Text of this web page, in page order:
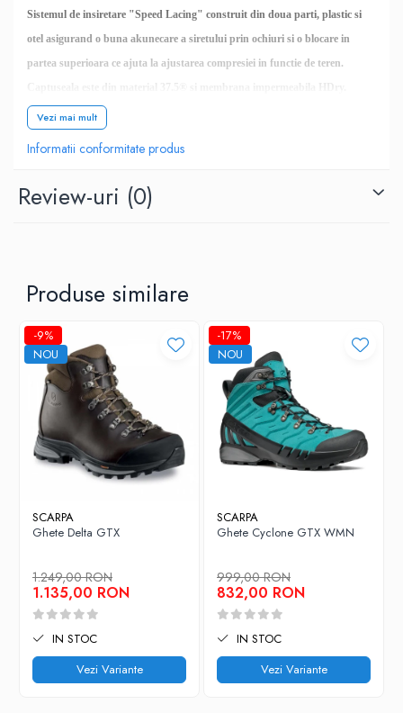
Sistemul de insiretare "Speed ​​Lacing" construit din doua parti, plastic si
otel asigurand o buna akunecare a siretului prin ochiuri si o blocare in
partea superioara ce ajuta la ajustarea compresiei in functie de teren.
Talpa Vibram® Drumlin cu talpa intermediara din PU pentru durabilitate
Vezi mai mult
Informatii conformitate produs
Review-uri (0)
Produse similare
-9%
NOU
SCARPA
Ghete Delta GTX
1.249,00 RON
1.135,00 RON
IN STOC
Vezi Variante
-17%
NOU
SCARPA
Ghete Cyclone GTX WMN
999,00 RON
832,00 RON
IN STOC
Vezi Variante